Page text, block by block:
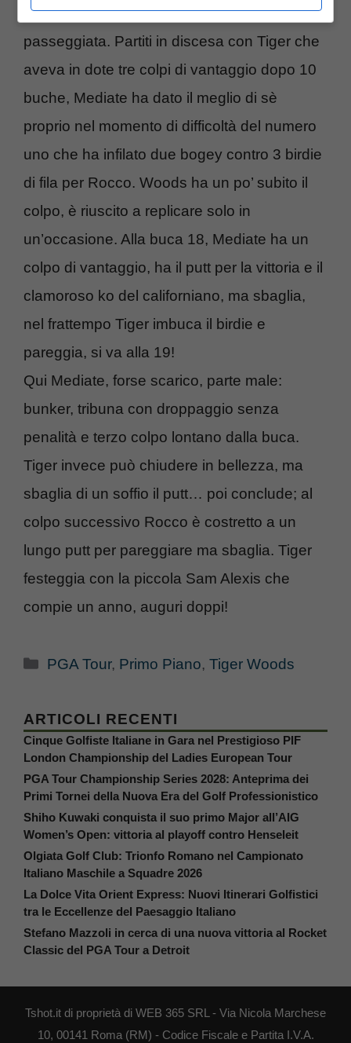
I playoff sono stati tutt’altro che una
passeggiata. Partiti in discesa con Tiger che
aveva in dote tre colpi di vantaggio dopo 10
buche, Mediate ha dato il meglio di sè
proprio nel momento di difficoltà del numero
uno che ha infilato due bogey contro 3 birdie
di fila per Rocco. Woods ha un po’ subito il
colpo, è riuscito a replicare solo in
un’occasione. Alla buca 18, Mediate ha un
colpo di vantaggio, ha il putt per la vittoria e il
clamoroso ko del californiano, ma sbaglia,
nel frattempo Tiger imbuca il birdie e
pareggia, si va alla 19!
Qui Mediate, forse scarico, parte male:
bunker, tribuna con droppaggio senza
penalità e terzo colpo lontano dalla buca.
Tiger invece può chiudere in bellezza, ma
sbaglia di un soffio il putt… poi conclude; al
colpo successivo Rocco è costretto a un
lungo putt per pareggiare ma sbaglia. Tiger
festeggia con la piccola Sam Alexis che
compie un anno, auguri doppi!
Categorie
PGA Tour, Primo Piano,Tiger Woods
ARTICOLI RECENTI
Cinque Golfiste Italiane in Gara nel Prestigioso PIF
London Championship del Ladies European Tour
PGA Tour Championship Series 2028: Anteprima dei
Primi Tornei della Nuova Era del Golf Professionistico
Shiho Kuwaki conquista il suo primo Major all’AIG
Women’s Open: vittoria al playoff contro Henseleit
Olgiata Golf Club: Trionfo Romano nel Campionato
Italiano Maschile a Squadre 2026
La Dolce Vita Orient Express: Nuovi Itinerari Golfistici
tra le Eccellenze del Paesaggio Italiano
Stefano Mazzoli in cerca di una nuova vittoria al Rocket
Classic del PGA Tour a Detroit
Tshot.it di proprietà di WEB 365 SRL - Via Nicola Marchese
10, 00141 Roma (RM) - Codice Fiscale e Partita I.V.A.